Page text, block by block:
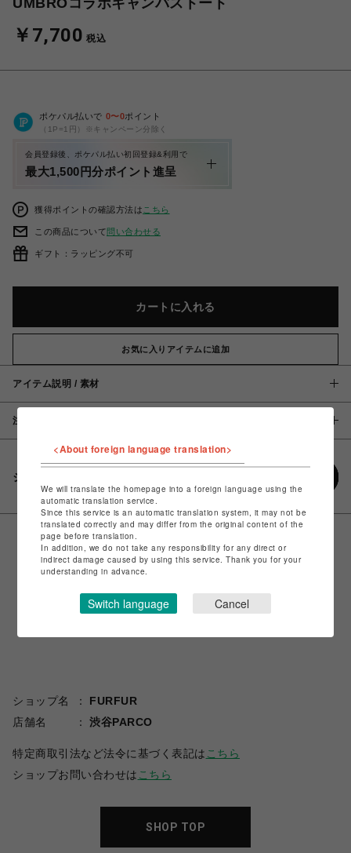
UMBROコラボキャンバストート
￥7,700 税込
ポケパル払いで 0〜0ポイント
（1P=1円）※キャンペーン分除く
会員登録後、ポケパル払い初回登録&利用で
最大1,500円分ポイント進呈
獲得ポイントの確認方法は こちら
この商品について問い合わせる
ギフト：ラッピング不可
カートに入れる
お気に入りアイテムに追加
アイテム説明 / 素材
注意事項
シェアする
ショップ名
FURFUR
店舗名
渋谷PARCO
特定商取引法など法令に基づく表記は こちら
ショップお問い合わせは こちら
SHOP TOP
<About foreign language translation>
We will translate the homepage into a foreign language using the
automatic translation service.
Since this service is an automatic translation system, it may not be
translated correctly and may differ from the original content of the
page before translation.
In addition, we do not take any responsibility for any direct or
indirect damage caused by using this service. Thank you for your
understanding in advance.
Switch language Cancel